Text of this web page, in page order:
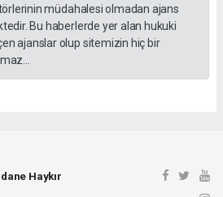
müdahalesi olmadan ajans
Bu haberlerde yer alan hukuki
ajanslar olup sitemizin hiç bir
Haykır